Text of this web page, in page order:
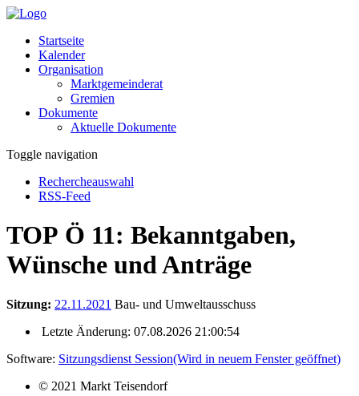
Startseite
Kalender
Organisation
Marktgemeinderat
Gremien
Dokumente
Aktuelle Dokumente
Toggle navigation
Rechercheauswahl
RSS-Feed
TOP Ö 11: Bekanntgaben,
Wünsche und Anträge
Sitzung: 22.11.2021 Bau- und Umweltausschuss
Letzte Änderung: 07.08.2026 21:00:54
Software: Sitzungsdienst Session(Wird in neuem Fenster geöffnet)
© 2021 Markt Teisendorf